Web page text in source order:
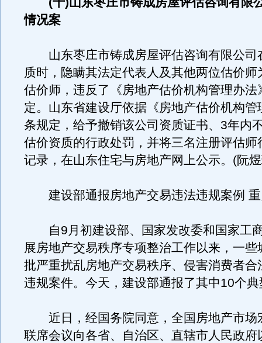
情况案
山东枣庄市铸成房屋评估咨询有限公司
质时，隐瞒其法定代表人及其他两位估价师
估价师，违反了《房地产估价机构管理办法
定。山东省建设厅依据《房地产估价机构管
条规定，给予撤销该公司资质证书、3年内
估价资质的行政处罚，并将三名注册评估师
记录，在山东住宅与房地产网上公示。(阮
建设部通报房地产交易违法违规案例 重
自9月初建设部、国家发改委和国家工
展房地产交易秩序专项整治工作以来，一些
批严重扰乱房地产交易秩序、侵害消费者合
违规案件。今天，建设部通报了其中10个
近日，经国务院同意，全国房地产市场
联席会议向各省、自治区、直辖市人民政府